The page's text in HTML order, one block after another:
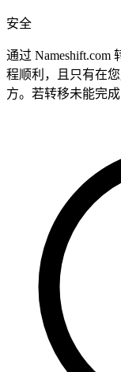
安全
通过
程顺利，且只有在
方。若转移未能完